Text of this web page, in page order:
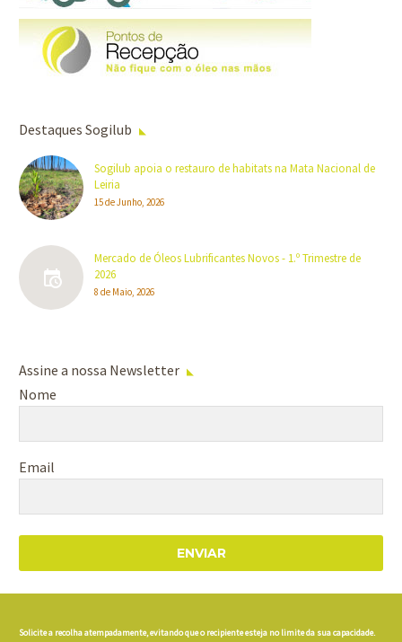
Destaques Sogilub
Sogilub apoia o restauro de habitats na Mata Nacional de
Leiria
15 de Junho, 2026
Mercado de Óleos Lubrificantes Novos - 1.º Trimestre de
2026
8 de Maio, 2026
Assine a nossa Newsletter
Nome
Email
ENVIAR
Solicite a recolha atempadamente, evitando que o recipiente esteja no limite da sua capacidade.